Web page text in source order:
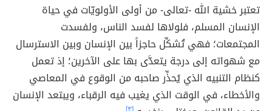
تعتبر خشية الله -تعالى- من أولى الأولويّات في حياة
الإنسان المسلم، فلولاها لفسد الناس، ولفسدت
المجتمعات؛ فهي تُشكِّل حاجزاً بين الإنسان وبين الاسترسال
مع شهواته إلى درجة يتعدَّى بها على الآخرين؛ إذ تعمل
كنظام التنبيه الذي يُحذِّر صاحبه من الوقوع في المعاصي
والأخطاء، في الوقت الذي يغيب فيه الرقباء، ويبتعد الإنسان